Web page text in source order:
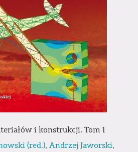
i konstrukcji. Tom 1
(red.), Andrzej Jaworski,